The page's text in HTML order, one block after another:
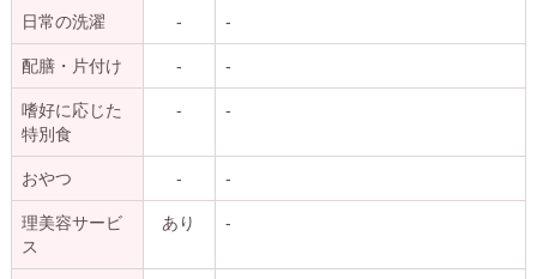
日常の洗濯 - -
配膳・片付け - -
嗜好に応じた
特別食
- -
おやつ - -
理美容サービ
ス
あり -